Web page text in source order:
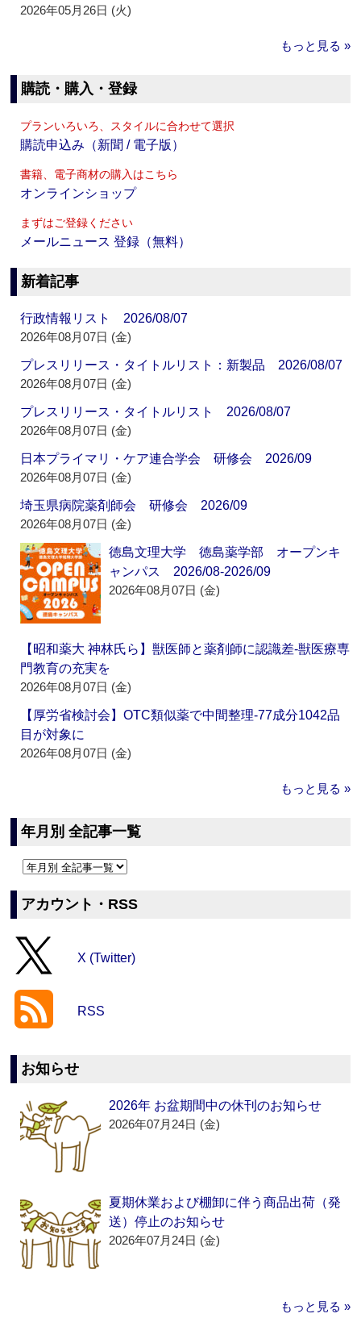
2026年05月26日 (火)
もっと見る »
購読・購入・登録
プランいろいろ、スタイルに合わせて選択
購読申込み（新聞 / 電子版）
書籍、電子商材の購入はこちら
オンラインショップ
まずはご登録ください
メールニュース 登録（無料）
新着記事
行政情報リスト 2026/08/07
2026年08月07日 (金)
プレスリリース・タイトルリスト：新製品 2026/08/07
2026年08月07日 (金)
プレスリリース・タイトルリスト 2026/08/07
2026年08月07日 (金)
日本プライマリ・ケア連合学会 研修会 2026/09
2026年08月07日 (金)
埼玉県病院薬剤師会 研修会 2026/09
2026年08月07日 (金)
徳島文理大学 徳島薬学部 オープンキ
ャンパス 2026/08-2026/09
2026年08月07日 (金)
【昭和薬大 神林氏ら】獣医師と薬剤師に認識差‐獣医療専
門教育の充実を
2026年08月07日 (金)
【厚労省検討会】OTC類似薬で中間整理‐77成分1042品
目が対象に
2026年08月07日 (金)
もっと見る »
年月別 全記事一覧
アカウント・RSS
X (Twitter)
RSS
お知らせ
2026年 お盆期間中の休刊のお知らせ
2026年07月24日 (金)
夏期休業および棚卸に伴う商品出荷（発
送）停止のお知らせ
2026年07月24日 (金)
もっと見る »